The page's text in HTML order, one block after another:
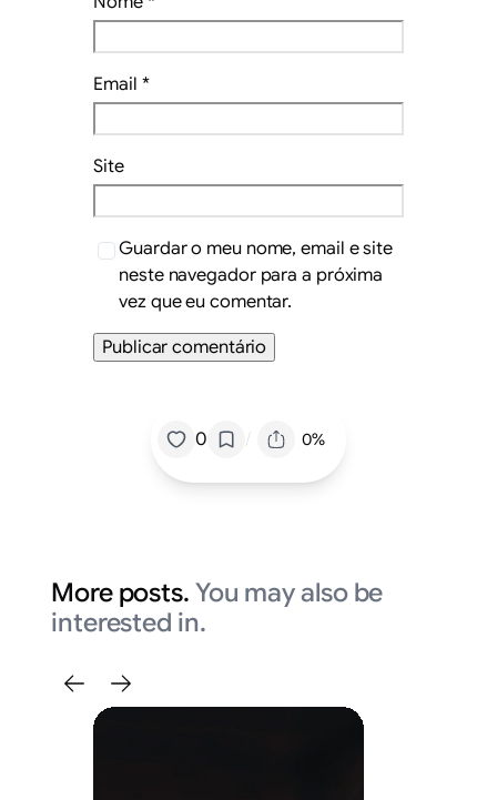
Email *
Site
Guardar o meu nome, email e site
neste navegador para a próxima
vez que eu comentar.
0 / 0%
More posts. You may also be
interested in.